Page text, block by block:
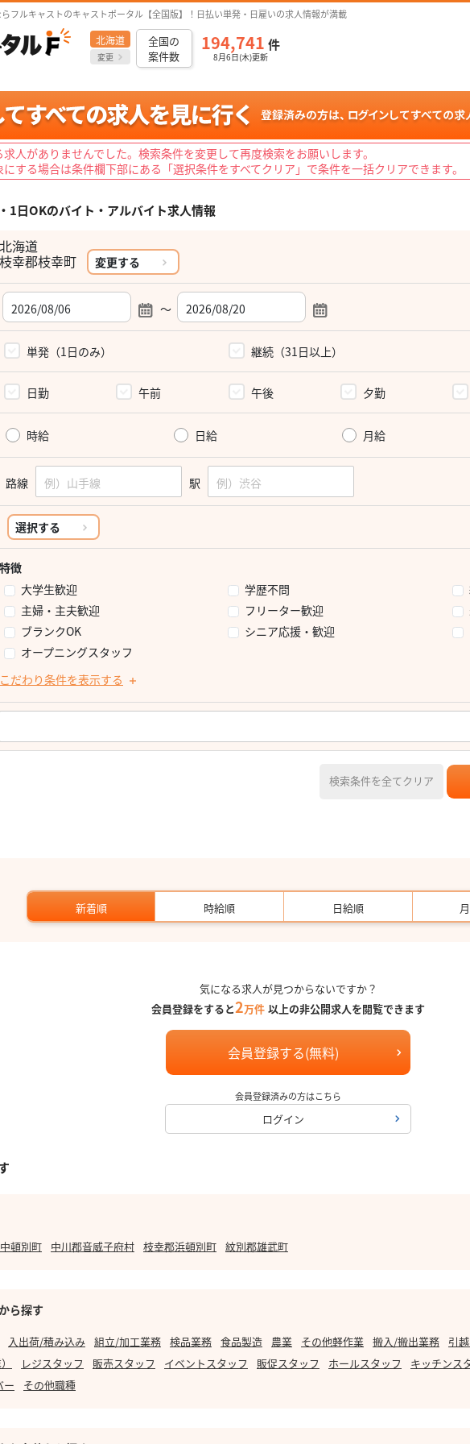
フルキャストのキャストポータル【全国版】！日払い単発・日雇いの求人情報が満載
北海道
変更
全国の
案件数
194,741 件
8月6日(木)更新
人がありませんでした。検索条件を変更して再度検索をお願いします。
する場合は条件欄下部にある「選択条件をすべてクリア」で条件を一括クリアできます。
1日OKのバイト・アルバイト求人情報
北海道
枝幸郡枝幸町 変更する
～
単発（1日のみ） 継続（31日以上）
日勤 午前 午後 夕勤
時給 日給 月給
路線 駅
選択する
特徴
大学生歓迎
学歴不問
主婦・主夫歓迎
フリーター歓迎
ブランクOK
シニア応援・歓迎
オープニングスタッフ
こだわり条件を表示する
検索条件を全てクリア
新着順 時給順 日給順
気になる求人が見つからないですか？
会員登録をすると2万件 以上の非公開求人を閲覧できます
会員登録する(無料)
会員登録済みの方はこちら
ログイン
頓別町 中川郡音威子府村 枝幸郡浜頓別町 紋別郡雄武町
ら探す
入出荷/積み込み 組立/加工業務 検品業務 食品製造 農業 その他軽作業 搬入/搬出業務 引
レジスタッフ 販売スタッフ イベントスタッフ 販促スタッフ ホールスタッフ キッチンス
ー その他職種